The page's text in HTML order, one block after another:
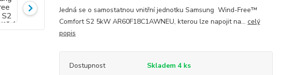
Jedná se o samostatnou vnitřní jednotku Samsung Wind-Free™
Comfort S2 5kW AR60F18C1AWNEU, kterou lze napojit na... celý
popis
Dostupnost
Skladem 4 ks